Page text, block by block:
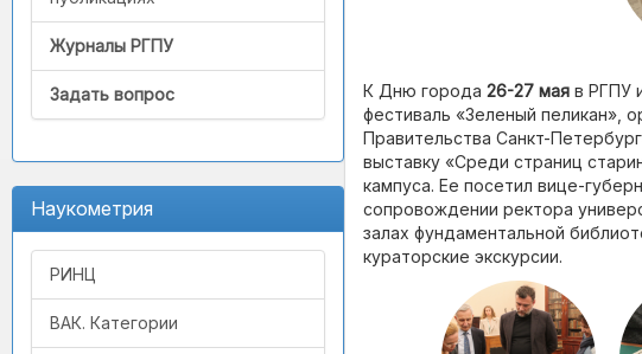
Журналы РГПУ
Задать вопрос
Наукометрия
РИНЦ
ВАК. Категории
К Дню города 26-27 мая в РГПУ
фестиваль «Зеленый пеликан»,
Правительства Санкт-
выставку «Среди страниц
кампуса. Ее посетил вице-
сопровождении ректора
залах фундаментальной
кураторские экскурсии.